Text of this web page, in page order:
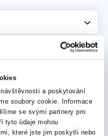
a poskytování
soubory cookie. Informace
se svými partnery pro
tyto údaje mohou
které jste jim poskytli nebo